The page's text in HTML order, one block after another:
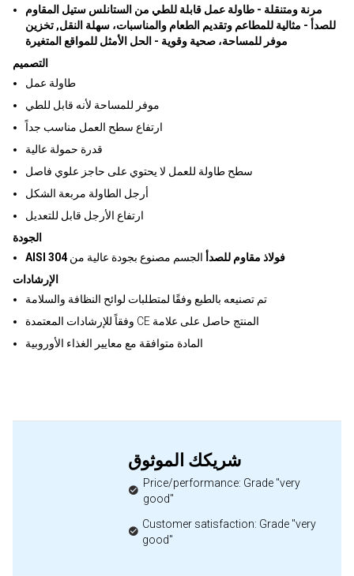
مرنة ومتنقلة - طاولة عمل قابلة للطي من الستانلس ستيل المقاوم
للصدأ - مثالية للمطاعم وتقديم الطعام والمناسبات، سهلة النقل, تخزين
موفر للمساحة، صحية وقوية - الحل الأمثل للمواقع المتغيرة
التصميم
طاولة عمل
موفر للمساحة لأنه قابل للطي
ارتفاع سطح العمل مناسب جداً
قدرة حمولة عالية
سطح طاولة للعمل لا يحتوي على حاجز علوي فاصل
أرجل الطاولة مربعة الشكل
ارتفاع الأرجل قابل للتعديل
الجودة
AISI 304 فولاذ مقاوم للصدأ الجسم مصنوع بجودة عالية من
الإرشادات
تم تصنيعه بالطبع وفقًا لمتطلبات لوائح النظافة والسلامة
وفقاً للإرشادات المعتمدة CE المنتج حاصل على علامة
المادة متوافقة مع معايير الغذاء الأوروبية
شريكك الموثوق
Price/performance: Grade "very
good"
Customer satisfaction: Grade "very
good"